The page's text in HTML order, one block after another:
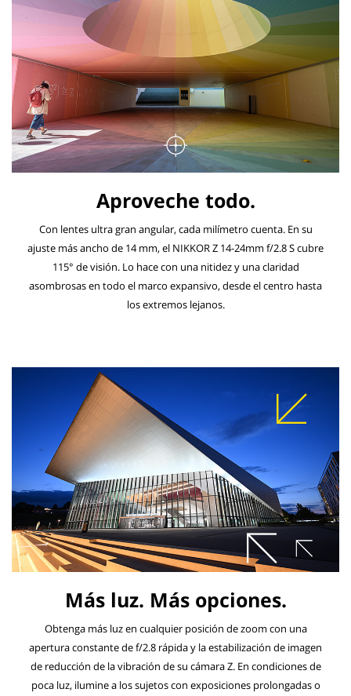
Aproveche todo.
Con lentes ultra gran angular, cada milímetro cuenta. En su
ajuste más ancho de 14 mm, el NIKKOR Z 14-24mm f/2.8 S cubre
115° de visión. Lo hace con una nitidez y una claridad
asombrosas en todo el marco expansivo, desde el centro hasta
los extremos lejanos.
Más luz. Más opciones.
Obtenga más luz en cualquier posición de zoom con una
apertura constante de f/2.8 rápida y la estabilización de imagen
de reducción de la vibración de su cámara Z. En condiciones de
poca luz, ilumine a los sujetos con exposiciones prolongadas o